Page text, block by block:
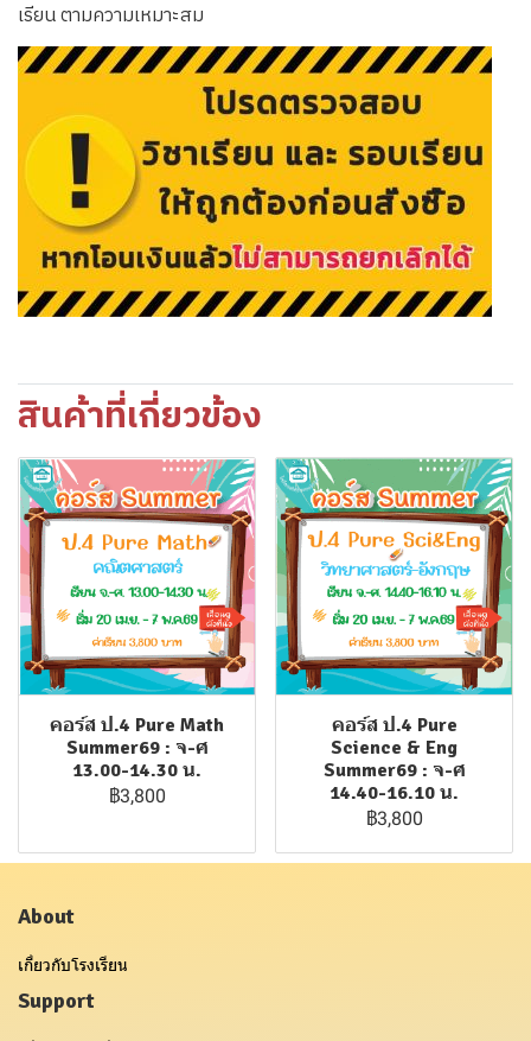
เรียน ตามความเหมาะสม
สินค้าที่เกี่ยวข้อง
คอร์ส ป.4 Pure Math
Summer69 : จ-ศ
13.00-14.30 น.
฿3,800
คอร์ส ป.4 Pure
Science & Eng
Summer69 : จ-ศ
14.40-16.10 น.
฿3,800
About
เกี่ยวกับโรงเรียน
Support